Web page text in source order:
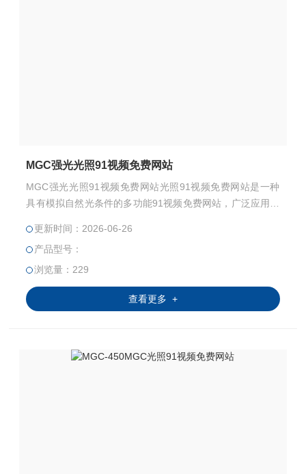
MGC强光光照91视频免费网站
MGC强光光照91视频免费网站光照91视频免费网站是一种
具有模拟自然光条件的多功能91视频免费网站，广泛应用于
还广泛应用于种子发芽、育苗试验、植物栽培、昆虫和小动
物饲养等领域，能准确模拟不同环境气候条件。部分型号支
持多段编程参数设置、远程监控和扩展功能，适用于产品质
量检测、环境模拟及农林畜牧研究。一些型号还具备杀菌功
能、掉电记忆、掉电时间自动补偿功能，并支持联网查看和
更新时间：2026-06-26
产品型号：
浏览量：229
查看更多 +